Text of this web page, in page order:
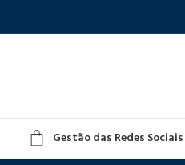
Gestão das Redes Sociais